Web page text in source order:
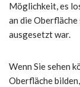
Möglichkeit, es
an die
ausgesetzt war.
Wenn Sie sehen
Oberfläche